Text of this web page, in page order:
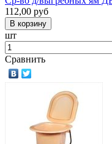
112,00 руб
шт
Сравнить